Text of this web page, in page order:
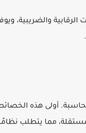
الرقابية والضريبية،
أولى هذه
مما يتطلب